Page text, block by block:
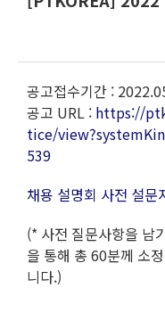
공고접수기간 :
공고 URL : https://
tice/
539
채용 설명회 사전 설문
(* 사전 질문사항을 남
을 통해 총 60분께 소
니다.)